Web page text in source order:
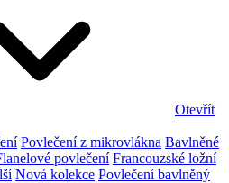
Otevřít
Povlečení z mikrovlákna Bavlněné
povlečení Francouzské ložní
Nová kolekce Povlečení bavlněný